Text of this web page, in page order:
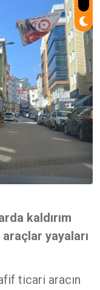
kaldırım
yayaları
ticari aracın